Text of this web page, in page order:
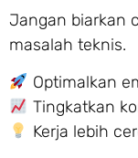
Jangan biarkan
masalah teknis.
Optimalkan
Tingkatkan
Kerja lebih